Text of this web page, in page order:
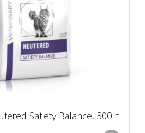
Satiety Balance, 300 г